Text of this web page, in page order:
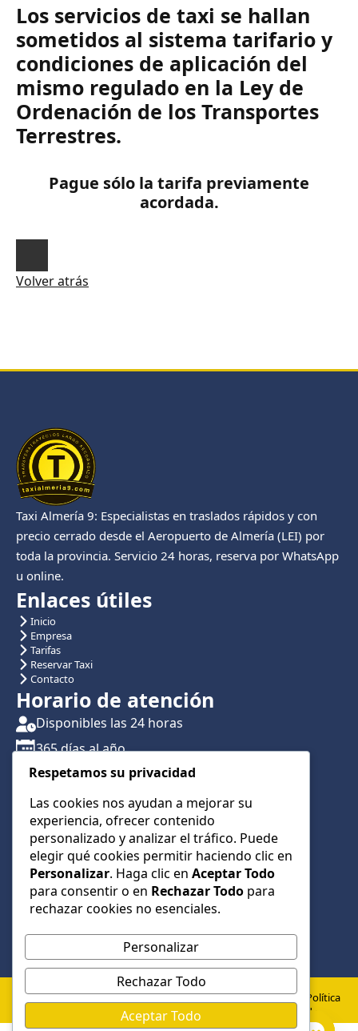
Los servicios de taxi se hallan
sometidos al sistema tarifario y
condiciones de aplicación del
mismo regulado en la Ley de
Ordenación de los Transportes
Terrestres.
Pague sólo la tarifa previamente
acordada.
Volver atrás
Taxi Almería 9: Especialistas en traslados rápidos y con
precio cerrado desde el Aeropuerto de Almería (LEI) por
toda la provincia. Servicio 24 horas, reserva por WhatsApp
u online.
Enlaces útiles
Inicio
Empresa
Tarifas
Reservar Taxi
Contacto
Horario de atención
Disponibles las 24 horas
365 días al año
Traslados con reserva previa
Atención por teléfono y WhatsApp 24/7
CONTÁCTANOS
+34 622 01 23 74
+34 622 01 23 74
info@taxialmeria9.com
© 2026 Taxi Almería 9 –
Todos los derechos
Política de
Aviso
Política
de
cookies
Respetamos su privacidad
Las cookies nos ayudan a mejorar su
experiencia, ofrecer contenido
personalizado y analizar el tráfico. Puede
elegir qué cookies permitir haciendo clic en
Personalizar. Haga clic en Aceptar Todo
para consentir o en Rechazar Todo para
rechazar cookies no esenciales.
Personalizar
Rechazar Todo
Aceptar Todo